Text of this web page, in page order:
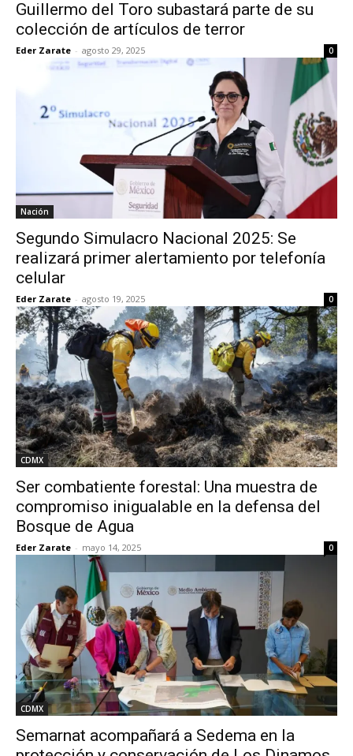
Guillermo del Toro subastará parte de su
colección de artículos de terror
Eder Zarate - agosto 29, 2025 0
Nación
Segundo Simulacro Nacional 2025: Se
realizará primer alertamiento por telefonía
celular
Eder Zarate - agosto 19, 2025 0
CDMX
Ser combatiente forestal: Una muestra de
compromiso inigualable en la defensa del
Bosque de Agua
Eder Zarate - mayo 14, 2025 0
CDMX
Semarnat acompañará a Sedema en la